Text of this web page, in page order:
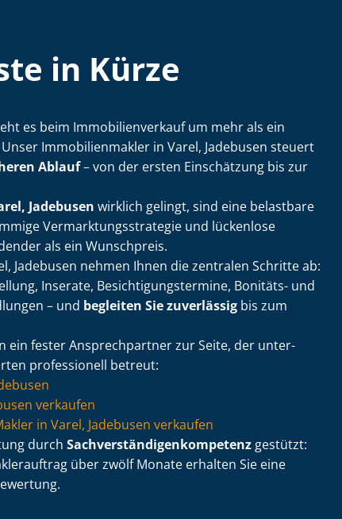
in Kürze
es beim Im­mo­bi­li­en­ver­kauf um mehr als ein
Im­mo­bi­li­en­mak­ler in Varel, Jadebusen steuert
Ablauf– von der ersten Einschätzung bis zur
Jadebusen wirklich gelingt, sind eine belastbare
Ver­mark­tungs­stra­te­gie und lückenlose
als ein Wunschpreis.
Jadebusen nehmen Ihnen die zentralen Schritte ab:
Inserate, Be­sich­ti­gungs­ter­mi­ne, Bonitäts- und
– und begleiten Sie zuverlässig bis zum
ein fester Ansprechpartner zur Seite, der un­ter­
professionell betreut:
verkaufen
in Varel, Jadebusen verkaufen
durch Sach­ver­stän­di­gen­kom­pe­tenz gestützt:
über zwölf Monate erhalten Sie eine